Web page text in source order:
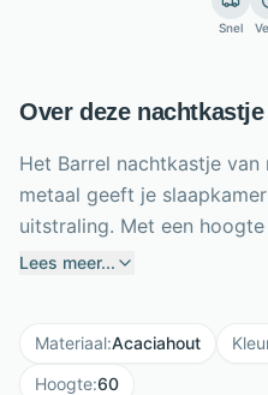
Snel
Over deze nachtkastje
Het Barrel nachtkastje
metaal geeft je
uitstraling. Met een
cm en diepte van 35 cm
binnen handbereik houdt.
metalen frame vormt een
Lees meer...
Materiaal:Acaciahout
Hoogte:60